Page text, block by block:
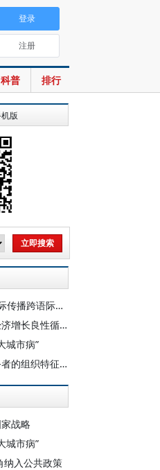
科普 排行
登录
注册
版
王源 李攀：宅兹中国： 国际传播跨语际实践的视野、逻辑与立场
冯文猛：形成民生改善和经济增长良性循环
城市病”
富晓星：女性商业性性服务者的组织特征、流动规律及艾滋病防治对策研究
战略
城市病”
纳入公共政策